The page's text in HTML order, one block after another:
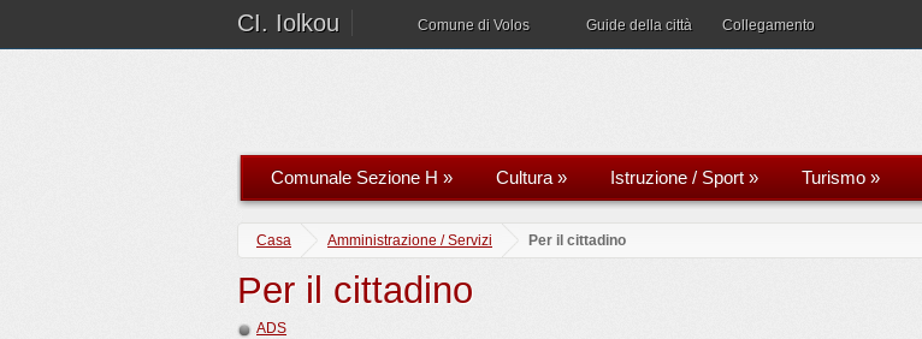
CI. Iolkou Comune di Volos Guide della città Collegamento
Comunale Sezione H » Cultura» Istruzione / Sport » Turismo »
Casa Amministrazione / Servizi Per il cittadino
Per il cittadino
ADS